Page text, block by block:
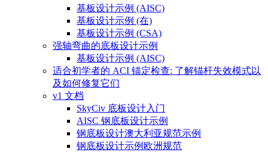
基板设计示例 (AISC)
基板设计示例 (在)
基板设计示例 (CSA)
强轴弯曲的底板设计示例
基板设计示例 (AISC)
适合初学者的 ACI 锚定检查: 了解锚杆失效模式以
及如何修复它们
v1 文档
SkyCiv 底板设计入门
AISC 钢底板设计示例
钢底板设计澳大利亚规范示例
钢底板设计示例欧洲规范